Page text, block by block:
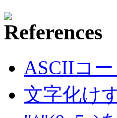
ASCIIコ
文字化け